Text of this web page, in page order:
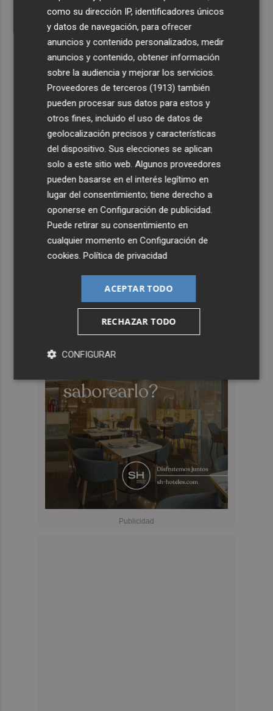
como su dirección IP, identificadores únicos
y datos de navegación, para ofrecer
anuncios y contenido personalizados, medir
anuncios y contenido, obtener información
sobre la audiencia y mejorar los servicios.
Proveedores de terceros (1913) también
pueden procesar sus datos para estos y
otros fines, incluido el uso de datos de
geolocalización precisos y características
del dispositivo. Sus elecciones se aplican
solo a este sitio web. Algunos proveedores
pueden basarse en el interés legítimo en
lugar del consentimiento; tiene derecho a
oponerse enConfiguración de publicidad.
Puede retirar su consentimiento en
cualquier momento enConfiguración de
cookies.Política de privacidad
ACEPTAR TODO
RECHAZAR TODO
CONFIGURAR